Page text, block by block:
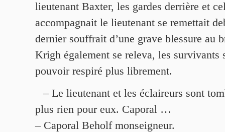
lieutenant Baxter, les gardes derrière et
accompagnait le lieutenant se remettait
dernier souffrait d’une grave blessure au
Krigh également se releva, les survivants
pouvoir respiré plus librement.
– Le lieutenant et les éclaireurs sont
plus rien pour eux. Caporal …
– Caporal Beholf monseigneur.